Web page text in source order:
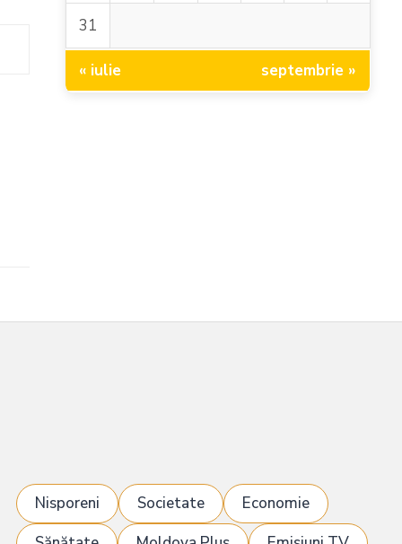
31
« iulie septembrie »
Nisporeni Societate
Economie